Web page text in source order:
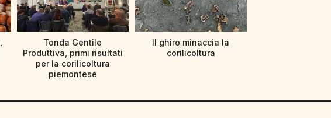
Tonda Gentile
Produttiva, primi risultati
per la corilicoltura
piemontese
Il ghiro minaccia la
corilicoltura